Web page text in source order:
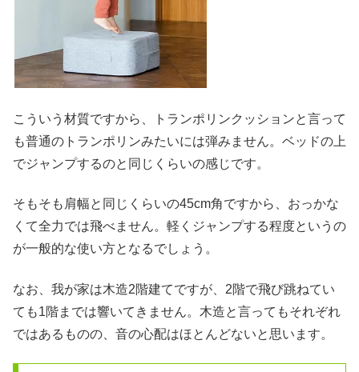
こういう材質ですから、トランポリンクッションと言って
も普通のトランポリンみたいには弾みません。ベッドの上
でジャンプするのと同じくらいの感じです。
そもそも肩幅と同じくらいの45cm角ですから、おっかな
くて全力では飛べません。軽くジャンプする程度というの
が一般的な使い方となるでしょう。
なお、我が家は木造2階建てですが、2階で飛び跳ねてい
ても1階までは響いてきません。木造と言ってもそれぞれ
ではあるものの、音の心配はほとんどないと思います。